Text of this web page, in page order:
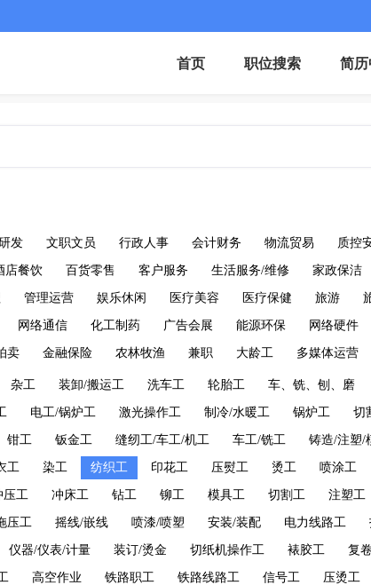
首页 职位搜索 简
发 文职文员 行政人事 会计财务 物流贸易 质控
店餐饮 百货零售 客户服务 生活服务/维修 家政保洁
管理运营 娱乐休闲 医疗美容 医疗保健 旅游
网络通信 化工制药 广告会展 能源环保 网络硬件
卖 金融保险 农林牧渔 兼职 大龄工 多媒体运营
杂工 装卸/搬运工 洗车工 轮胎工 车、铣、刨、磨
电工/锅炉工 激光操作工 制冷/水暖工 锅炉工 切
钳工 钣金工 缝纫工/车工/机工 车工/铣工 铸造/注塑/
工 染工 纺织工 印花工 压熨工 烫工 喷涂工
压工 冲床工 钻工 铆工 模具工 切割工 注塑工
压工 摇线/嵌线 喷漆/喷塑 安装/装配 电力线路工
仪器/仪表/计量 装订/烫金 切纸机操作工 裱胶工 复
高空作业 铁路职工 铁路线路工 信号工 压烫工